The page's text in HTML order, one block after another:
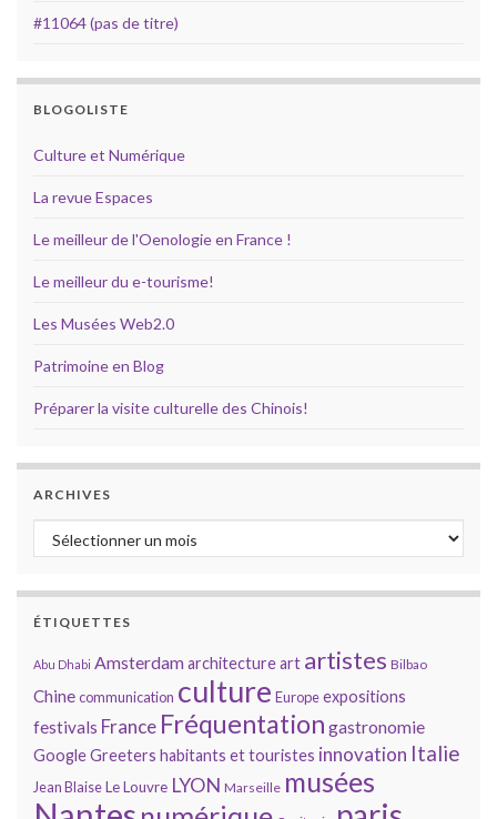
#11064 (pas de titre)
BLOGOLISTE
Culture et Numérique
La revue Espaces
Le meilleur de l'Oenologie en France !
Le meilleur du e-tourisme!
Les Musées Web2.0
Patrimoine en Blog
Préparer la visite culturelle des Chinois!
ARCHIVES
Archives
ÉTIQUETTES
Abu Dhabi Amsterdamarchitectureart artistes Bilbao
Chinecommunication culture Europeexpositions
festivals France Fréquentation gastronomie
GoogleGreeters habitants et touristes innovation Italie
Jean BlaiseLe Louvre LYON Marseille musées